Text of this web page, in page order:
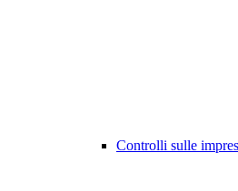
Controlli sulle